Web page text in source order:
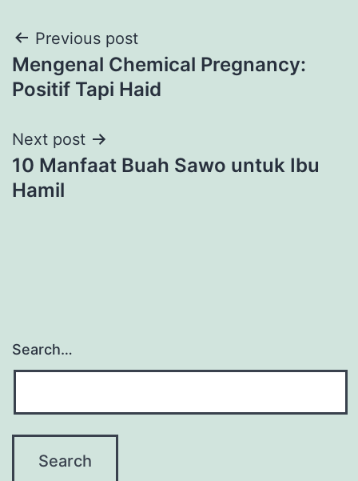
Post
navigation
Previous post
Mengenal Chemical Pregnancy:
Positif Tapi Haid
Next post
10 Manfaat Buah Sawo untuk Ibu
Hamil
Search…